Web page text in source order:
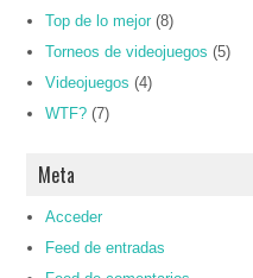
Top de lo mejor (8)
Torneos de videojuegos (5)
Videojuegos (4)
WTF? (7)
Meta
Acceder
Feed de entradas